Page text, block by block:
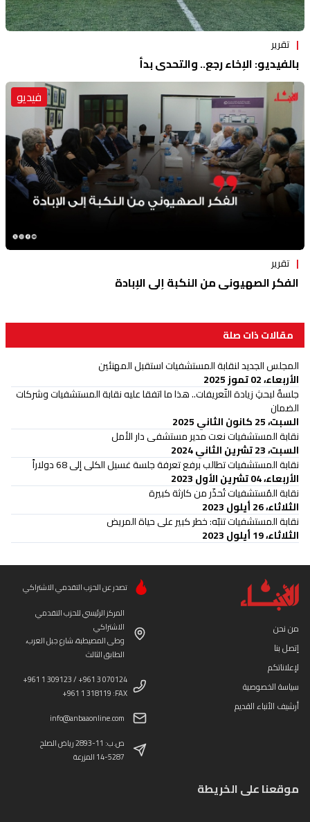
تقرير
بالفيديو: الإخاء رجع.. والتحدي بدأ
فيديو
تقرير
الفكر الصهيوني من النكبة إلى الإبادة
مقالات ذات صلة
المجلس الجديد لنقابة المستشفيات استقبل المهنئين
الأربعاء، 02 تموز 2025
جلسةٌ لبحثِ زيادة التّعريفات.. هذا ما اتفقا عليه نقابة المستشفيات وشركات
الضمان
السبت، 25 كانون الثاني 2025
نقابة المستشفيات نعت مدير مستشفى دار الأمل
السبت، 23 تشرين الثاني 2024
نقابة المستشفيات تطالب برفع تعرفة جلسة غسيل الكلى إلى 68 دولاراً
الأربعاء، 04 تشرين الأول 2023
نقابة المُستشفيات تُحذّر من كارثة كبيرة
الثلاثاء، 26 أيلول 2023
نقابة المستشفيات تنبّه: خطر كبير على حياة المريض
الثلاثاء، 19 أيلول 2023
من نحن
إتصل بنا
لإعلاناتكم
سياسة الخصوصية
أرشيف الأنباء القديم
تصدر عن الحزب التقدمي الاشتراكي
المركز الرئيسي للحزب التقدمي
الاشتراكي
وطى المصيطبة، شارع جبل العرب،
الطابق الثالث
+961 1 309123 / +961 3 070124
+961 1 318119 :FAX
info@anbaaonline.com
ص.ب: 11-2893 رياض الصلح
14-5287 المزرعة
موقعنا على الخريطة